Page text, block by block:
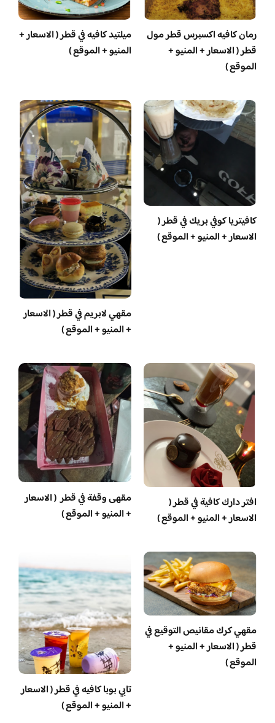
رمان كافيه اكسبرس قطر مول
قطر ( الاسعار + المنيو +
الموقع )
ميلتيد كافيه في قطر ( الاسعار +
المنيو + الموقع )
كافيتريا كوفي بريك في قطر (
الاسعار + المنيو + الموقع )
مقهي لابريم في قطر ( الاسعار
+ المنيو + الموقع )
افتر دارك كافية في قطر (
الاسعار + المنيو + الموقع )
مقهى وقفة في قطر ( الاسعار
+ المنيو + الموقع )
مقهي كرك مقانيص التوقيع في
قطر ( الاسعار + المنيو +
الموقع )
تابي بوبا كافيه في قطر ( الاسعار
+ المنيو + الموقع )